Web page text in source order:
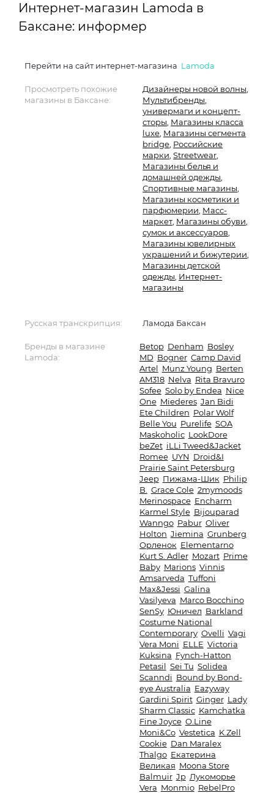
Интернет-магазин Lamoda в
Баксане: информер
Перейти на сайт интернет-магазина Lamoda
Просмотреть похожие
магазины в Баксане:
Дизайнеры новой волны
Мультибренды,
универмаги и концепт-
сторы Магазины класса
luxe Магазины сегмента
bridge Российские
марки ,Streetwear
Магазины белья и
домашней одежды
Спортивные магазины
Магазины косметики и
парфюмерии Масс-
маркет, Магазины обуви,
сумок и аксессуаров
Магазины ювелирных
украшений и бижутерии
Магазины детской
одежды Интернет-
магазины
Русская транскрипция: Ламода Баксан
Бренды в магазине
Lamoda:
Betop Denham Bosley
MD Bogner Camp David
Artel Munz Young Berten
AM318 Nelva Rita Bravuro
Sofee Solo by Endea Nice
One Miederes Jan Bidi
Ete Children Polar Wolf
Belle You Purelife SOA
Maskoholic LookDore
beZet iLLi Tweed&Jacket
Romee UYN Droid&I
Prairie Saint Petersburg
Jeep Пижама-Шик Philip
B.
Grace Cole 2mymoods
Merinospace Encharm
Karmel Style Bijouparad
Wanngo Pabur Oliver
Holton Jiemina Grunberg
Орленок Elementarno
Kurt S. Adler Mozart Prime
Baby Marions Vinnis
Amsarveda Tuffoni
Max&Jessi Galina
Vasilyeva Marco Bocchino
SenSy Юничел Barkland
Costume National
Contemporary Ovelli Vagi
Vera Moni ELLE Victoria
Kuksina Fynch-Hatton
Petasil Sei Tu Solidea
Scanndi Bound by Bond-
eye Australia Eazyway
Gardini Spirit Ginger Lady
Sharm Classic Kamchatka
Fine Joyce O.Line
Moni&Co Vestetica K.Zell
Cookie Dan Maralex
Thalgo Екатерина
Великая Moona Store
Balmuir Jp Лукоморье
Vera Monmio RebelPro